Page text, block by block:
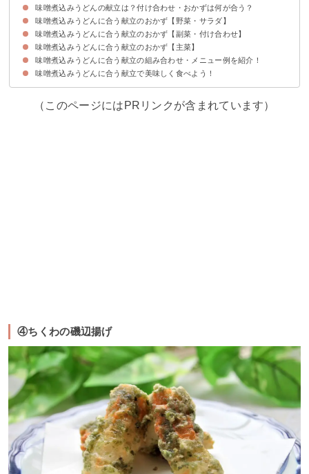
味噌煮込みうどんの献立は？付け合わせ・おかずは何が合う？
味噌煮込みうどんに合う献立のおかず【野菜・サラダ】
①水菜とミニトマトのサラダ
②豆腐とアボカドのサラダ
③なすのポン酢和え
④きゅうりの浅漬け
⑤長芋の梅ポン酢サラダ
味噌煮込みうどんに合う献立のおかず【副菜・付け合わせ】
①かぼちゃと豚肉のそぼろ煮
②野菜とツナのマヨネーズ和え
③切り干し大根の煮物
④もやしとウィンナーの炒めもの
味噌煮込みうどんに合う献立のおかず【主菜】
①手羽先の甘辛焼き
②鶏の唐揚げ
③ぶりの照り焼き
④ちくわの磯辺揚げ
味噌煮込みうどんに合う献立の組み合わせ・メニュー例を紹介！
献立メニュー例①
献立メニュー例②
献立メニュー例③
献立メニュー例④
味噌煮込みうどんに合う献立で美味しく食べよう！
（このページにはPRリンクが含まれています）
④ちくわの磯辺揚げ